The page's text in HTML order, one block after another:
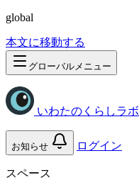
global
本文に移動する
グローバルメニュー
いわたのくらしラボ
お知らせ ログイン
スペース